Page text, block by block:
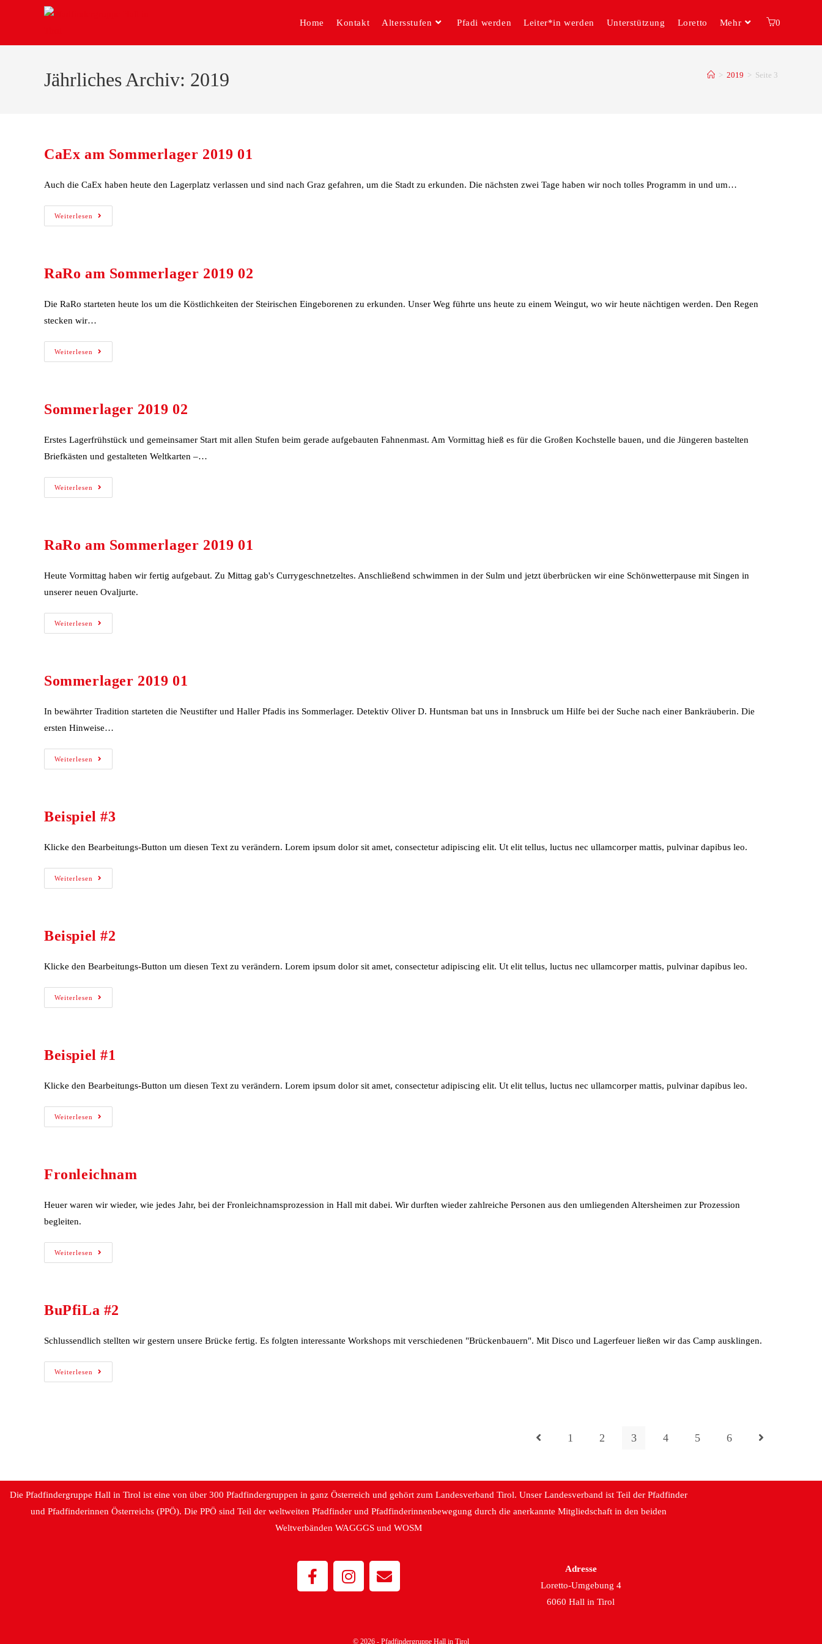
Home Kontakt Altersstufen Pfadi werden Leiter*in werden Unterstützung Loretto Mehr 0
Jährliches Archiv: 2019 > 2019 > Seite 3
CaEx am Sommerlager 2019 01
Auch die CaEx haben heute den Lagerplatz verlassen und sind nach Graz gefahren, um die Stadt zu erkunden. Die nächsten zwei Tage haben wir noch tolles Programm in und um…
Weiterlesen
RaRo am Sommerlager 2019 02
Die RaRo starteten heute los um die Köstlichkeiten der Steirischen Eingeborenen zu erkunden. Unser Weg führte uns heute zu einem Weingut, wo wir heute nächtigen werden. Den Regen
stecken wir…
Weiterlesen
Sommerlager 2019 02
Erstes Lagerfrühstück und gemeinsamer Start mit allen Stufen beim gerade aufgebauten Fahnenmast. Am Vormittag hieß es für die Großen Kochstelle bauen, und die Jüngeren bastelten
Briefkästen und gestalteten Weltkarten –…
Weiterlesen
RaRo am Sommerlager 2019 01
Heute Vormittag haben wir fertig aufgebaut. Zu Mittag gab's Currygeschnetzeltes. Anschließend schwimmen in der Sulm und jetzt überbrücken wir eine Schönwetterpause mit Singen in
unserer neuen Ovaljurte.
Weiterlesen
Sommerlager 2019 01
In bewährter Tradition starteten die Neustifter und Haller Pfadis ins Sommerlager. Detektiv Oliver D. Huntsman bat uns in Innsbruck um Hilfe bei der Suche nach einer Bankräuberin. Die
ersten Hinweise…
Weiterlesen
Beispiel #3
Klicke den Bearbeitungs-Button um diesen Text zu verändern. Lorem ipsum dolor sit amet, consectetur adipiscing elit. Ut elit tellus, luctus nec ullamcorper mattis, pulvinar dapibus leo.
Weiterlesen
Beispiel #2
Klicke den Bearbeitungs-Button um diesen Text zu verändern. Lorem ipsum dolor sit amet, consectetur adipiscing elit. Ut elit tellus, luctus nec ullamcorper mattis, pulvinar dapibus leo.
Weiterlesen
Beispiel #1
Klicke den Bearbeitungs-Button um diesen Text zu verändern. Lorem ipsum dolor sit amet, consectetur adipiscing elit. Ut elit tellus, luctus nec ullamcorper mattis, pulvinar dapibus leo.
Weiterlesen
Fronleichnam
Heuer waren wir wieder, wie jedes Jahr, bei der Fronleichnamsprozession in Hall mit dabei. Wir durften wieder zahlreiche Personen aus den umliegenden Altersheimen zur Prozession
begleiten.
Weiterlesen
BuPfiLa #2
Schlussendlich stellten wir gestern unsere Brücke fertig. Es folgten interessante Workshops mit verschiedenen "Brückenbauern". Mit Disco und Lagerfeuer ließen wir das Camp ausklingen.
Weiterlesen
1 2 3 4 5 6
Die Pfadfindergruppe Hall in Tirol ist eine von über 300 Pfadfindergruppen in ganz Österreich und gehört zum Landesverband Tirol. Unser Landesverband ist Teil der Pfadfinder
und Pfadfinderinnen Österreichs (PPÖ). Die PPÖ sind Teil der weltweiten Pfadfinder und Pfadfinderinnenbewegung durch die anerkannte Mitgliedschaft in den beiden
Weltverbänden WAGGGS und WOSM
Adresse
Loretto-Umgebung 4
6060 Hall in Tirol
© 2026 - Pfadfindergruppe Hall in Tirol